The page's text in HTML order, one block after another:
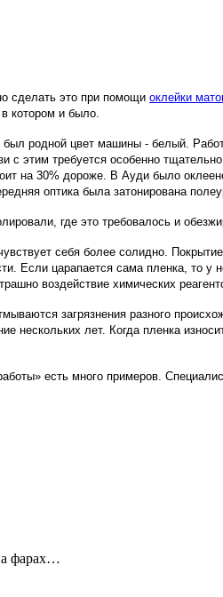
сделать это при помощи оклейки
котором и было.
родной цвет машины - белый.
с этим требуется особенно
на 30% дороже. В Ауди было
оптика была затонирована
где это требовалось и
себя более солидно.
Если царапается сама пленка, то
воздействие химических
загрязнения разного
нескольких лет. Когда пленка
есть много примеров.
фарах…